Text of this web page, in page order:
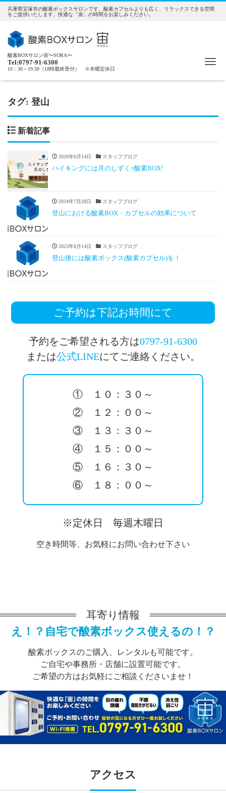
兵庫県宝塚市の酸素ボックスサロンです。酸素カプセルよりも広く、リラックスできる空間
をご提供いたします。快適な「宙」の時間をお楽しみください。
酸素BOXサロン宙〜SORA〜
Tel:0797-91-6300
10：30～19:30（18時最終受付） ※木曜定休日
タグ: 登山
新着記事
2026年6月14日 スタッフブログ
ハイキングには月のしずく×酸素BOX!
2024年7月28日 スタッフブログ
登山における酸素BOX・カプセルの効果について
2023年8月14日 スタッフブログ
登山後には酸素ボックス(酸素カプセル)を！
ご予約は下記お時間にて
予約をご希望される方は0797-91-6300
または公式LINEにてご連絡ください。
① １０：３０～
② １２：００～
③ １３：３０～
④ １５：００～
⑤ １６：３０～
⑥ １８：００～
※定休日 毎週木曜日
空き時間等、お気軽にお問い合わせ下さい
耳寄り情報
え！？自宅で酸素ボックス使えるの！？
酸素ボックスのご購入、レンタルも可能です。
ご自宅や事務所・店舗に設置可能です。
ご希望の方はお気軽にご相談くださいませ！
アクセス